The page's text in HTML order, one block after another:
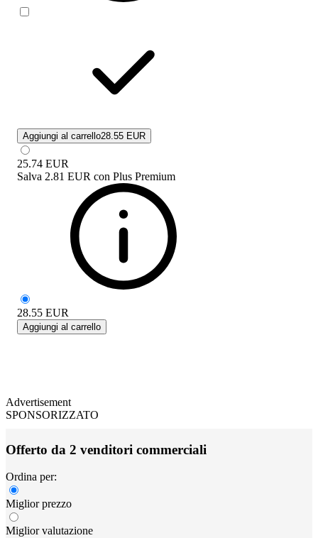
Aggiungi al carrello28.55 EUR
25.74 EUR
Salva 2.81 EUR con Plus Premium
28.55 EUR
Aggiungi al carrello
Advertisement
SPONSORIZZATO
Offerto da 2 venditori commerciali
Ordina per:
Miglior prezzo
Miglior valutazione